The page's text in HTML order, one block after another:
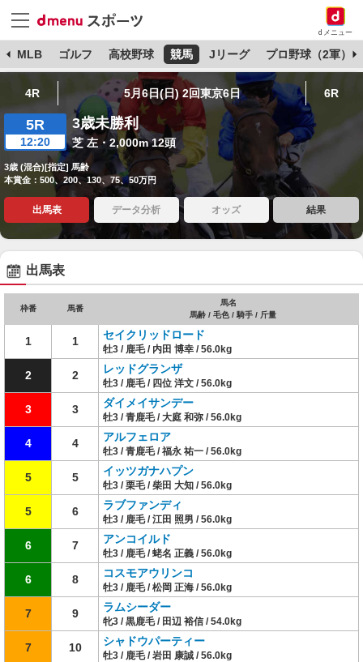
dメニュー
MLB ゴルフ 高校野球 競馬 Jリーグ プロ野球（2軍）
4R 5月6日(日) 2回東京6日 6R
5R
12:20
3歳未勝利
芝 左・2,000m 12頭
3歳 (混合)[指定] 馬齢
本賞金：500、200、130、75、50万円
出馬表 データ分析 オッズ 結果
出馬表
枠番 馬番
馬名
馬齢 / 毛色 / 騎手 / 斤量
1 1 セイクリッドロード
牡3 / 鹿毛 / 内田 博幸 / 56.0kg
2 2 レッドグランザ
牡3 / 鹿毛 / 四位 洋文 / 56.0kg
3 3 ダイメイサンデー
牡3 / 青鹿毛 / 大庭 和弥 / 56.0kg
4 4 アルフェロア
牡3 / 青鹿毛 / 福永 祐一 / 56.0kg
5 5 イッツガナハプン
牡3 / 栗毛 / 柴田 大知 / 56.0kg
5 6 ラブファンディ
牡3 / 鹿毛 / 江田 照男 / 56.0kg
6 7 アンコイルド
牡3 / 鹿毛 / 蛯名 正義 / 56.0kg
6 8 コスモアウリンコ
牡3 / 鹿毛 / 松岡 正海 / 56.0kg
7 9 ラムシーダー
牝3 / 黒鹿毛 / 田辺 裕信 / 54.0kg
7 10 シャドウパーティー
牡3 / 鹿毛 / 岩田 康誠 / 56.0kg